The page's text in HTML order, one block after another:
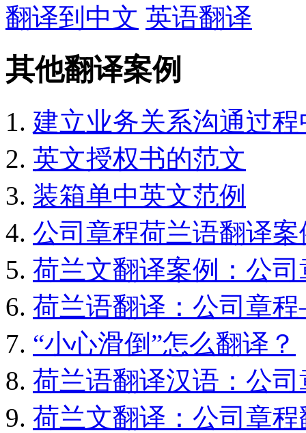
翻译到中文 英语翻译
其他翻译案例
建立业务关系沟通过
英文授权书的范文
装箱单中英文范例
公司章程荷兰语翻译
荷兰文翻译案例：公
荷兰语翻译：公司章
“小心滑倒”怎么翻译？
荷兰语翻译汉语：公
荷兰文翻译：公司章